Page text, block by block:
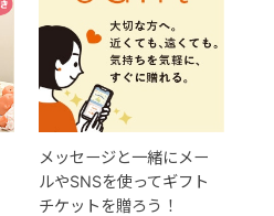
メッセージと一緒にメー
ルやSNSを使ってギフト
チケットを贈ろう！